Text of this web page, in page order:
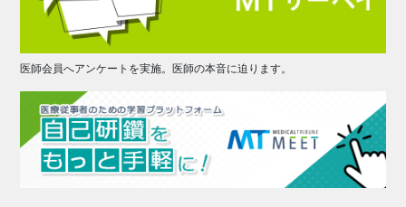
医師会員へアンケートを実施。医師の本音に迫ります。